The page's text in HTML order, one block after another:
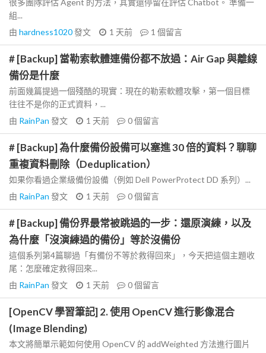
很多團隊評估 Agent 的方法，其實還停留在評估 Chatbot。 準備一
組...
由 hardness1020發文 1 天前 1 個留言
# [Backup] 當勒索軟體連備份都不放過：Air Gap 與離線
備份是什麼
前面幾篇提過一個殘酷的現實：現在的勒索軟體攻擊，第一個目標
往往不是你的正式資料，...
由 RainPan 發文 1 天前 0個留言
# [Backup] 為什麼備份設備可以塞進 30 倍的資料？聊聊
重複資料刪除（Deduplication）
如果你看過企業級備份設備（例如 Dell PowerProtect DD 系列）...
由 RainPan 發文 1 天前 0個留言
# [Backup] 備份界最常被跳過的一步：還原演練，以及
為什麼「沒演練過的備份」等於沒備份
這個系列第4篇聊過「有備份不等於救得回來」，今天把這個主題收
尾：怎麼確定救得回來...
由 RainPan 發文 1 天前 0個留言
[OpenCV 學習筆記] 2. 使用 OpenCV 進行影像混合
(Image Blending)
本文將簡單示範如何使用 OpenCV 的 addWeighted 方法進行圖片